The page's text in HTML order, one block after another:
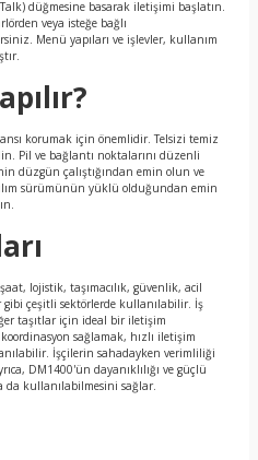
düğmesine basarak iletişimi başlatın.
veya isteğe bağlı
Menü yapıları ve işlevler, kullanım
korumak için önemlidir. Telsizi temiz
Pil ve bağlantı noktalarını düzenli
düzgün çalıştığından emin olun ve
sürümünün yüklü olduğundan emin
lojistik, taşımacılık, güvenlik, acil
çeşitli sektörlerde kullanılabilir. İş
taşıtlar için ideal bir iletişim
sağlamak, hızlı iletişim
İşçilerin sahadayken verimliliği
DM1400'ün dayanıklılığı ve güçlü
da kullanılabilmesini sağlar.